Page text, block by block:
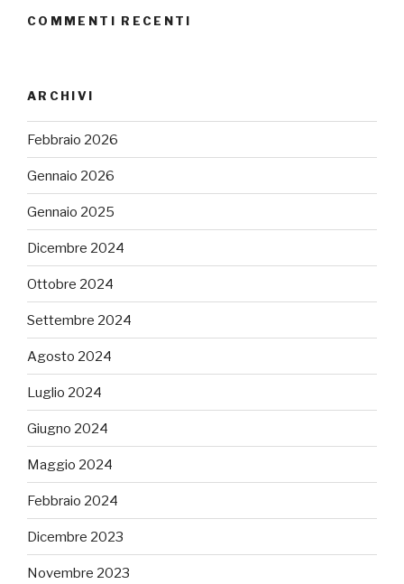
COMMENTI RECENTI
ARCHIVI
Febbraio 2026
Gennaio 2026
Gennaio 2025
Dicembre 2024
Ottobre 2024
Settembre 2024
Agosto 2024
Luglio 2024
Giugno 2024
Maggio 2024
Febbraio 2024
Dicembre 2023
Novembre 2023